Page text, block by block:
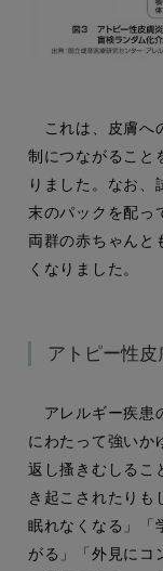
これは、皮膚へ
制につながること
りました。なお、
末のパックを配っ
両群の赤ちゃんと
くなりました。
アトピー性
アレルギー疾患
にわたって強いか
返し搔きむしるこ
き起こされたりも
眠れなくなる」「
がる」「外見にコ